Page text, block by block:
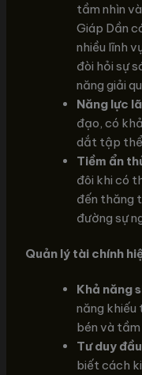
tầm nhìn
Giáp Dần
nhiều lĩnh
đòi hỏi sự
năng giải
Năng lực
đạo, có
dắt tập thể
Tiềm ẩn
đôi khi có
đến thăng
đường sự
Quản lý tài chính
Khả năng
năng khiếu
bén và tầm
Tư duy
biết cách